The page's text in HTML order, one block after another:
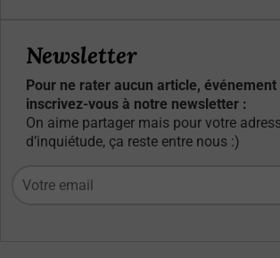
Newsletter
Pour ne rater aucun article, événement
inscrivez-vous à notre newsletter :
On aime partager mais pour votre
d’inquiétude, ça reste entre nous :)